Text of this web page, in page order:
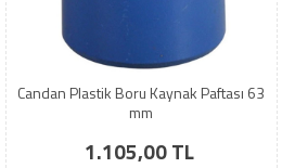
Candan Plastik Boru Kaynak Paftası 63
mm
1.105,00 TL